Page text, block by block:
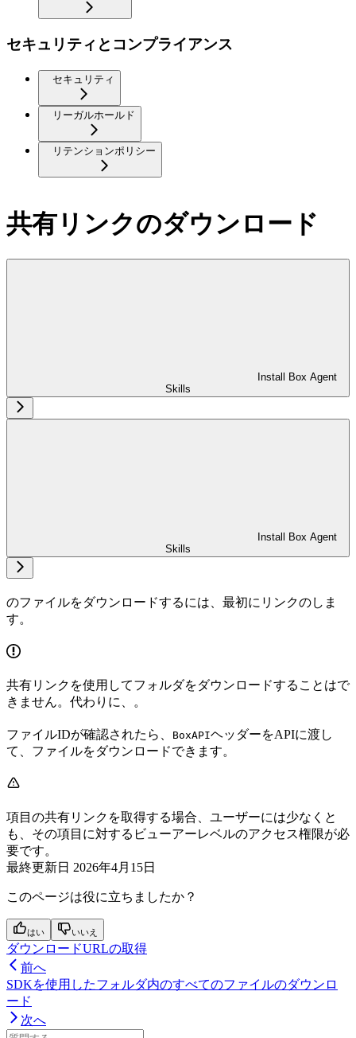
セキュリティとコンプライアンス
セキュリティ
リーガルホールド
リテンションポリシー
共有リンクのダウンロード
Install Box Agent
Skills
Install Box Agent
Skills
のファイルをダウンロードするには、最初にリンクのしま
す。
共有リンクを使用してフォルダをダウンロードすることはで
きません。代わりに、
。
ファイルIDが確認されたら、 BoxAPIヘッダーをAPIに渡し
て、ファイルをダウンロードできます。
項目の共有リンクを取得する場合、ユーザーには少なくと
も、その項目に対するビューアーレベルのアクセス権限が必
要です。
最終更新日 2026年4月15日
このページは役に立ちましたか？
はい いいえ
ダウンロードURLの取得
前へ
SDKを使用したフォルダ内のすべてのファイルのダウンロ
ード
次へ